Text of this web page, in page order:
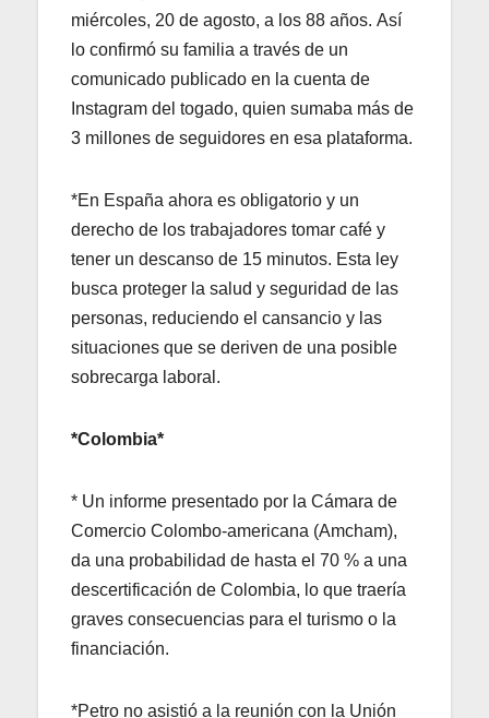
miércoles, 20 de agosto, a los 88 años. Así
lo confirmó su familia a través de un
comunicado publicado en la cuenta de
Instagram del togado, quien sumaba más de
3 millones de seguidores en esa plataforma.
*En España ahora es obligatorio y un
derecho de los trabajadores tomar café y
tener un descanso de 15 minutos. Esta ley
busca proteger la salud y seguridad de las
personas, reduciendo el cansancio y las
situaciones que se deriven de una posible
sobrecarga laboral.
*Colombia*
* Un informe presentado por la Cámara de
Comercio Colombo-americana (Amcham),
da una probabilidad de hasta el 70 % a una
descertificación de Colombia, lo que traería
graves consecuencias para el turismo o la
financiación.
*Petro no asistió a la reunión con la Unión